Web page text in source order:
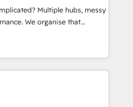
Perplexity, Gemini and
-
Award - Platform
Impact Award -
Multiple hubs, messy
that
can put HubSpot to work...
help with: • CRM
workflows, and team
from Salesforce, Pipedrive,
with ERP (and other